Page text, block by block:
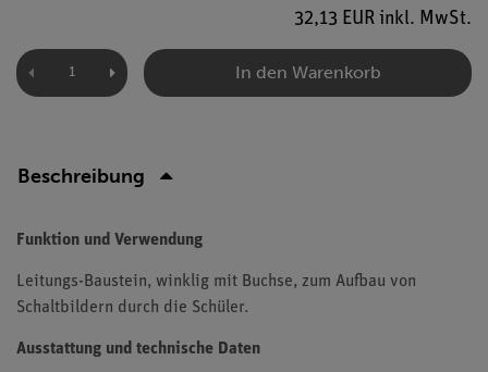
32,13 EUR inkl. MwSt.
In den Warenkorb
Beschreibung
Funktion und Verwendung
Leitungs-Baustein, winklig mit Buchse, zum Aufbau von
Schaltbildern durch die Schüler.
Ausstattung und technische Daten